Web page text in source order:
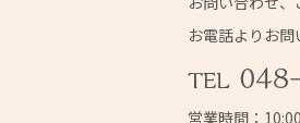
お電話よりお問
営業時間：